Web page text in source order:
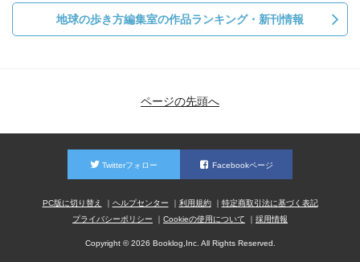
地球の歩き方編集室の作品ランキング・新刊情報
ページの先頭へ
Twitterフォロー Facebookページ
PC版に切り替え ヘルプセンター 利用規約
特定商取引法に基づく表記
プライバシーポリシー
Cookieの使用について 採用情報
Copyright © 2026 Booklog,Inc. All Rights Reserved.